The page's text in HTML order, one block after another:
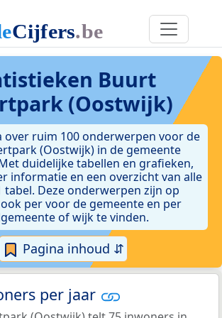
Buurt
(Oostwijk)
over ruim 100 onderwerpen voor de
(Oostwijk) in de gemeente
duidelijke tabellen en grafieken,
informatie en een overzicht van alle
tabel. Deze onderwerpen zijn op
per voor de gemeente en per
of wijk te vinden.
Pagina inhoud ⇵
per jaar